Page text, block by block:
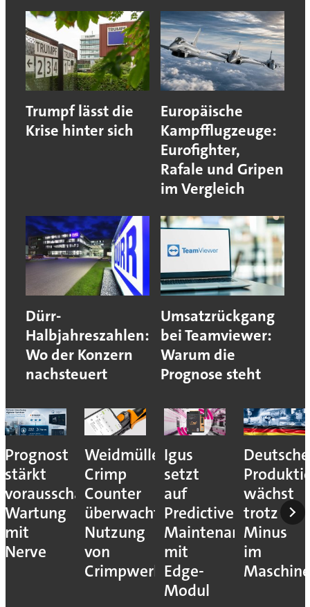
Trumpf lässt die
Krise hinter sich
Europäische
Kampfflugzeuge:
Eurofighter,
Rafale und Gripen
im Vergleich
Dürr-
Halbjahreszahlen:
Wo der Konzern
nachsteuert
Umsatzrückgang
bei Teamviewer:
Warum die
Prognose steht
Prognost
stärkt
vorausschauende
Wartung
mit
Nerve
Weidmüller:
Crimp
Counter
überwacht
Nutzung
von
Crimpwerkzeugen
Igus
setzt
auf
Predictive
Maintenance
mit
Edge-
Modul
Deutsche
wächst
trotz
Minus
im